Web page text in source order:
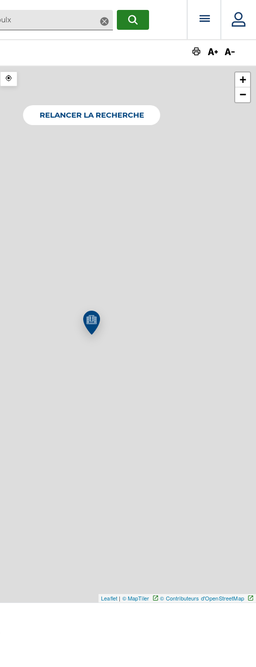
SupprimerRECHERCHERMenu
+
−
Leaflet | © MapTiler © Contributeurs d'OpenStreetMap
RELANCER LA RECHERCHE